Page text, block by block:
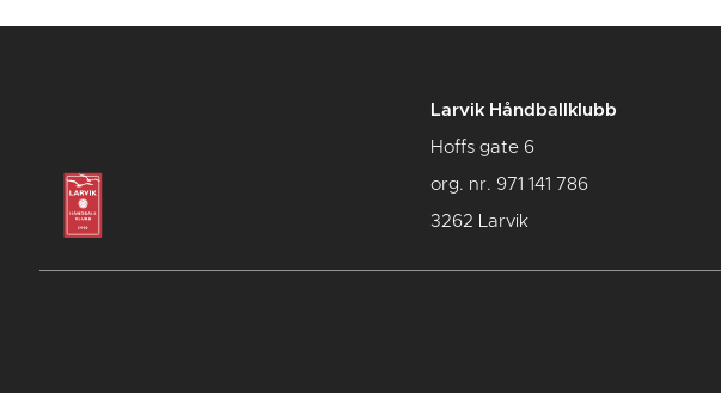
Larvik Håndballklubb
Hoffs gate 6
org. nr. 971 141 786
3262 Larvik